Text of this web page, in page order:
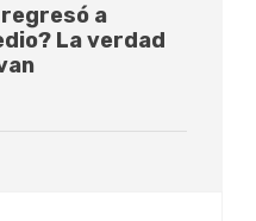
regresó a
La verdad